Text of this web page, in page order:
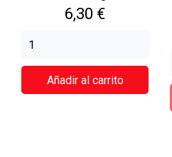
Precio
6,30 €
Añadir al carrito